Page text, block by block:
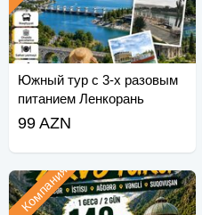
Южный тур с 3-х разовым
питанием Ленкорань
99 AZN
Компания